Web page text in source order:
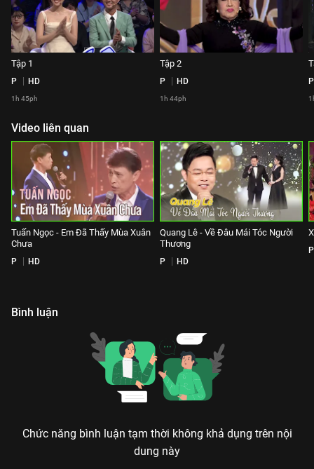
Tập 1
P HD
1h 45ph
Tập 2
P HD
1h 44ph
P
Video liên quan
Tuấn Ngọc - Em Đã Thấy Mùa Xuân
Chưa
P HD
Quang Lê - Về Đâu Mái Tóc Người
Thương
P HD
P
Bình luận
Chức năng bình luận tạm thời không khả dụng trên nội
dung này